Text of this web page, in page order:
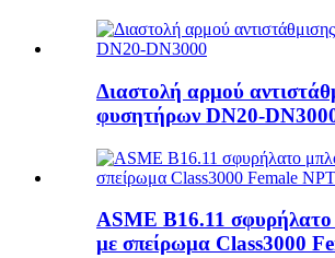
Διαστολή αρμού
φυσητήρων DN20-
ASME B16.11 σφυρήλατο
με σπείρωμα Class3000